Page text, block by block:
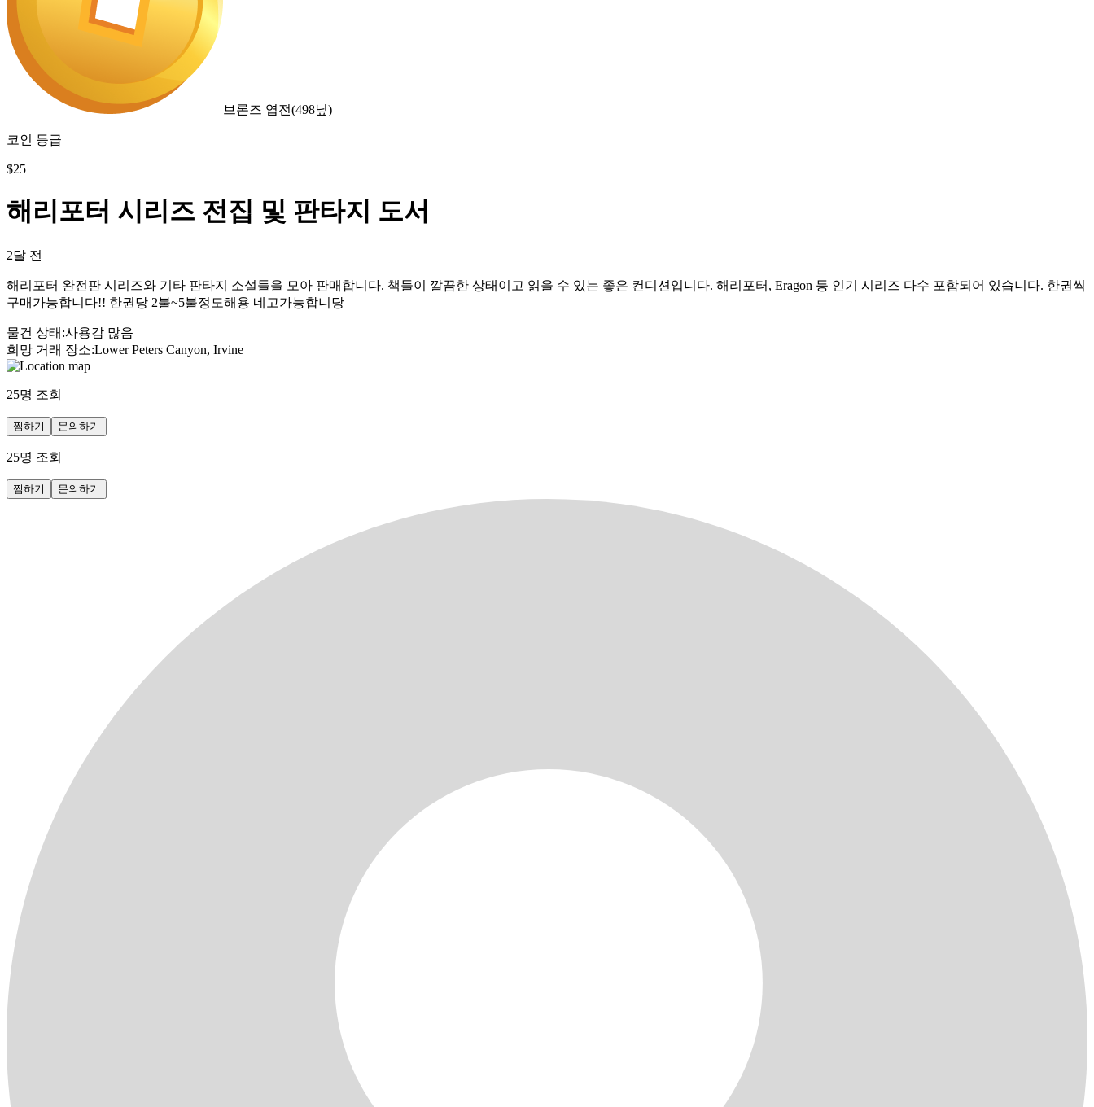
브론즈 엽전(498닢)
코인 등급
$25
해리포터 시리즈 전집 및 판타지 도서
2달 전
해리포터 완전판 시리즈와 기타 판타지 소설들을 모아 판매합니다. 책들이 깔끔한 상태이고 읽을 수 있는 좋은 컨디션입니다. 해리포터, Eragon 등 인기 시리즈 다수 포함되어 있습니다. 한권씩
구매가능합니다!! 한권당 2불~5불정도해용 네고가능합니당
물건 상태 :사용감 많음
희망 거래 장소:Lower Peters Canyon, Irvine
25명 조회
찜하기 문의하기
25명 조회
찜하기 문의하기